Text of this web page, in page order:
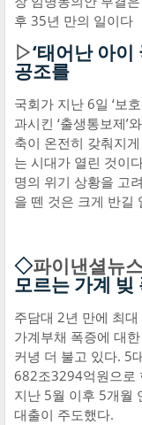
후 35년 만의 일이다
▷‘태어난 아
공조를
국회가 지난 6일 ‘보
과시킨 ‘출생통보제’
축이 온전히 갖춰지
는 시대가 열린 것이
명의 위기 상황을 고
을 뗀 것은 크게 반길
◇파이낸셜뉴
모르는 가계 빚
주담대 2년 만에 최
가계부채 폭증에 대
커녕 더 불고 있다. 5
682조3294억원으로
지난 5월 이후 5개월
대출이 주도했다.